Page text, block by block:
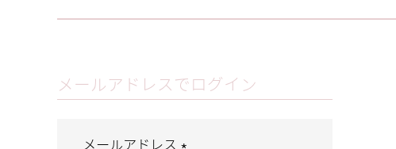
メールアドレスでログイン
メールアドレス